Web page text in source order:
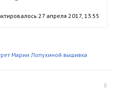
27 апреля 2017, 13:55
Марии Лопухиной вышивка
0